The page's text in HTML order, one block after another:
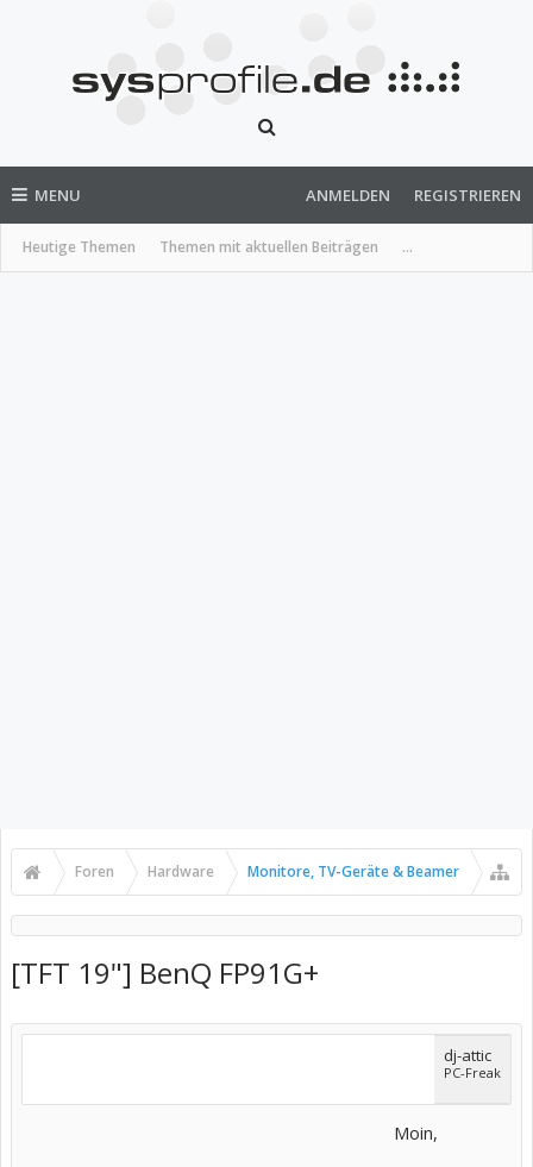
MENU
Heutige Themen Themen mit aktuellen Beiträgen ...
ANMELDEN REGISTRIEREN
Foren Hardware Monitore, TV-Geräte & Beamer
[TFT 19"] BenQ FP91G+
dj-attic
PC-Freak
Moin,